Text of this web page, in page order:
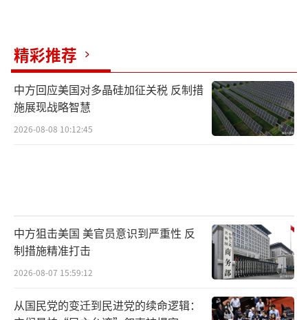
精彩推荐
中方回应美国对多晶硅加征关税 反制措
施展现战略智慧
2026-08-08 10:12:45
中方狙击美国 美官员意识到严重性 反
制措施精准打击
2026-08-07 15:59:12
从国民党的变迁到民进党的续命逻辑：